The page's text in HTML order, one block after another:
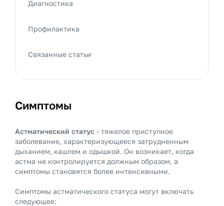
Симптомы
Астматический статус - тяжелое приступное
заболевание, характеризующееся затрудненным
дыханием, кашлем и одышкой. Он возникает, когда
астма не контролируется должным образом, а
симптомы становятся более интенсивными.
Симптомы астматического статуса могут включать
следующее:
Диагностика
Профилактика
Связанные статьи